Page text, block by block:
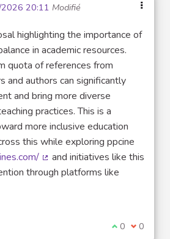
20:11 Modifié
highlighting the importance of
in academic resources.
quota of references from
and authors can significantly
and bring more diverse
practices. This is a
more inclusive education
this while exploring ppcine
(Lien externe)
and initiatives like this
through platforms like
Je suis
0 Je ne
0